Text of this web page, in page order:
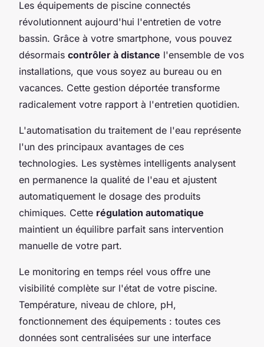
Les équipements de piscine connectés
révolutionnent aujourd'hui l'entretien de votre
bassin. Grâce à votre smartphone, vous pouvez
désormais contrôler à distance l'ensemble de vos
installations, que vous soyez au bureau ou en
vacances. Cette gestion déportée transforme
radicalement votre rapport à l'entretien quotidien.
L'automatisation du traitement de l'eau représente
l'un des principaux avantages de ces
technologies. Les systèmes intelligents analysent
en permanence la qualité de l'eau et ajustent
automatiquement le dosage des produits
chimiques. Cette régulation automatique
maintient un équilibre parfait sans intervention
manuelle de votre part.
Le monitoring en temps réel vous offre une
visibilité complète sur l'état de votre piscine.
Température, niveau de chlore, pH,
fonctionnement des équipements : toutes ces
données sont centralisées sur une interface